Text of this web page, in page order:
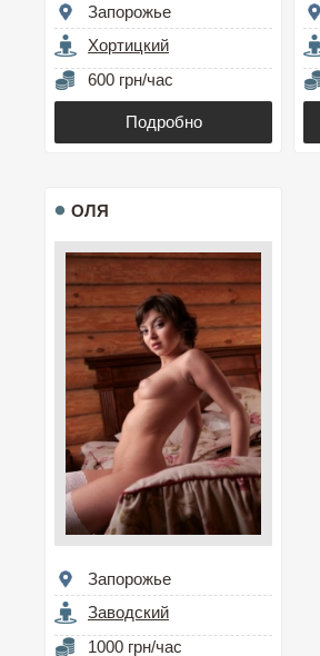
Запорожье
Хортицкий
600 грн/час
Подробно
ОЛЯ
Запорожье
Заводский
1000 грн/час